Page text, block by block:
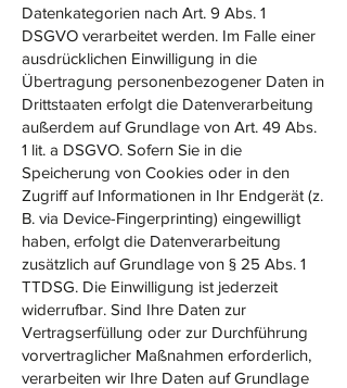
Datenkategorien nach Art. 9 Abs. 1
DSGVO verarbeitet werden. Im Falle einer
ausdrücklichen Einwilligung in die
Übertragung personenbezogener Daten in
Drittstaaten erfolgt die Datenverarbeitung
außerdem auf Grundlage von Art. 49 Abs.
1 lit. a DSGVO. Sofern Sie in die
Speicherung von Cookies oder in den
Zugriff auf Informationen in Ihr Endgerät (z.
B. via Device-Fingerprinting) eingewilligt
haben, erfolgt die Datenverarbeitung
zusätzlich auf Grundlage von § 25 Abs. 1
TTDSG. Die Einwilligung ist jederzeit
widerrufbar. Sind Ihre Daten zur
Vertragserfüllung oder zur Durchführung
vorvertraglicher Maßnahmen erforderlich,
verarbeiten wir Ihre Daten auf Grundlage